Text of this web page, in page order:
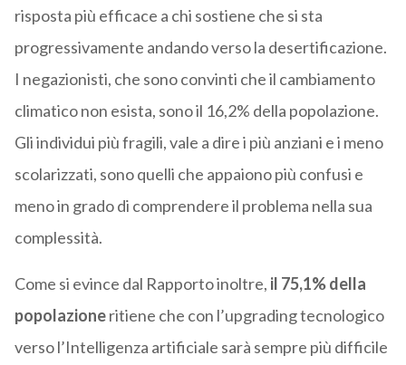
risposta più efficace a chi sostiene che si sta
progressivamente andando verso la desertificazione.
I negazionisti, che sono convinti che il cambiamento
climatico non esista, sono il 16,2% della popolazione.
Gli individui più fragili, vale a dire i più anziani e i meno
scolarizzati, sono quelli che appaiono più confusi e
meno in grado di comprendere il problema nella sua
complessità.
Come si evince dal Rapporto inoltre, il 75,1% della
popolazioneritiene che con l’upgrading tecnologico
verso l’Intelligenza artificiale sarà sempre più difficile